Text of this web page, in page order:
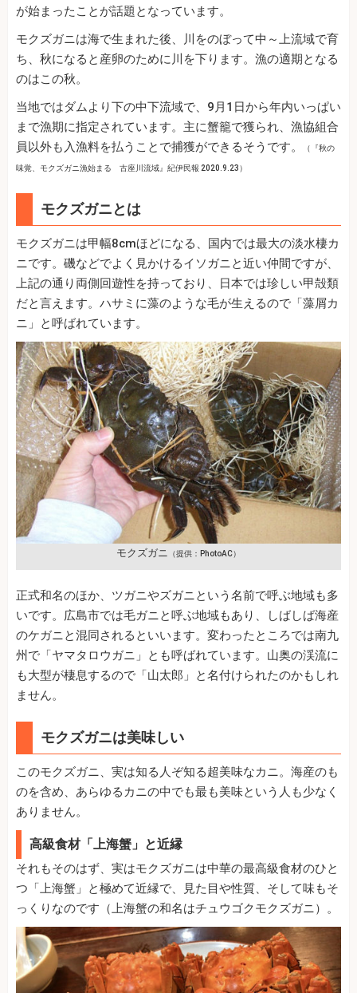
が始まったことが話題となっています。
モクズガニは海で生まれた後、川をのぼって中～上流域で育
ち、秋になると産卵のために川を下ります。漁の適期となる
のはこの秋。
当地ではダムより下の中下流域で、9月1日から年内いっぱい
まで漁期に指定されています。主に蟹籠で獲られ、漁協組合
員以外も入漁料を払うことで捕獲ができるそうです。
（『秋の
味覚、モクズガニ漁始まる 古座川流域』紀伊民報 2020.9.23）
モクズガニとは
モクズガニは甲幅8cmほどになる、国内では最大の淡水棲カ
ニです。磯などでよく見かけるイソガニと近い仲間ですが、
上記の通り両側回遊性を持っており、日本では珍しい甲殻類
だと言えます。ハサミに藻のような毛が生えるので「藻屑カ
ニ」と呼ばれています。
モクズガニ （提供：PhotoAC）
正式和名のほか、ツガニやズガニという名前で呼ぶ地域も多
いです。広島市では毛ガニと呼ぶ地域もあり、しばしば海産
のケガニと混同されるといいます。変わったところでは南九
州で「ヤマタロウガニ」とも呼ばれています。山奥の渓流に
も大型が棲息するので「山太郎」と名付けられたのかもしれ
ません。
モクズガニは美味しい
このモクズガニ、実は知る人ぞ知る超美味なカニ。海産のも
のを含め、あらゆるカニの中でも最も美味という人も少なく
ありません。
高級食材「上海蟹」と近縁
それもそのはず、実はモクズガニは中華の最高級食材のひと
つ「上海蟹」と極めて近縁で、見た目や性質、そして味もそ
っくりなのです（上海蟹の和名はチュウゴクモクズガニ）。